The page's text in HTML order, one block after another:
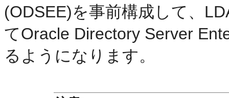
(ODSEE)を事前構成して、
てOracle Directory Server
るようになります。